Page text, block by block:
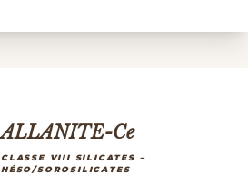
ALLANITE-Ce
CLASSE VIII SILICATES –
NÉSO/SOROSILICATES